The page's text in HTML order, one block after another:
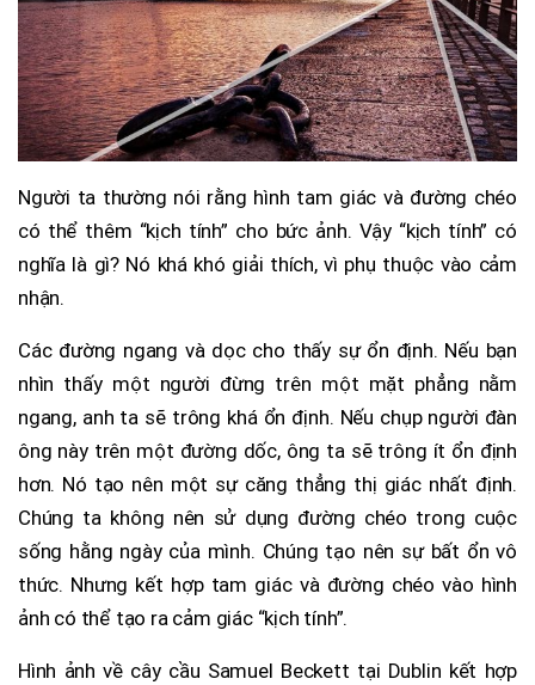
Người ta thường nói rằng hình tam giác và đường chéo
có thể thêm “kịch tính” cho bức ảnh. Vậy “kịch tính” có
nghĩa là gì? Nó khá khó giải thích, vì phụ thuộc vào cảm
nhận.
Các đường ngang và dọc cho thấy sự ổn định. Nếu bạn
nhìn thấy một người đừng trên một mặt phẳng nằm
ngang, anh ta sẽ trông khá ổn định. Nếu chụp người đàn
ông này trên một đường dốc, ông ta sẽ trông ít ổn định
hơn. Nó tạo nên một sự căng thẳng thị giác nhất định.
Chúng ta không nên sử dụng đường chéo trong cuộc
sống hằng ngày của mình. Chúng tạo nên sự bất ổn vô
thức. Nhưng kết hợp tam giác và đường chéo vào hình
ảnh có thể tạo ra cảm giác “kịch tính”.
Hình ảnh về cây cầu Samuel Beckett tại Dublin kết hợp